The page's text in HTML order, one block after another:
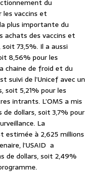
du
les vaccins et
plus importante du
achats des vaccins et
73,5%. Il a aussi
8,56% pour les
chaine de froid et du
suivi de l’Unicef avec un
soit 5,21% pour les
intrants. L’OMS a mis
de dollars, soit 3,7% pour
La
estimée à 2,625 millions
l’USAID a
de dollars, soit 2,49%